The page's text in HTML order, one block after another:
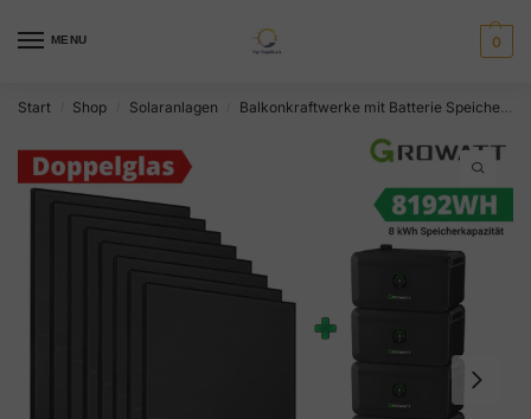
MENU 0
Start Shop Solaranlagen Balkonkraftwerke mit Batterie Speicher